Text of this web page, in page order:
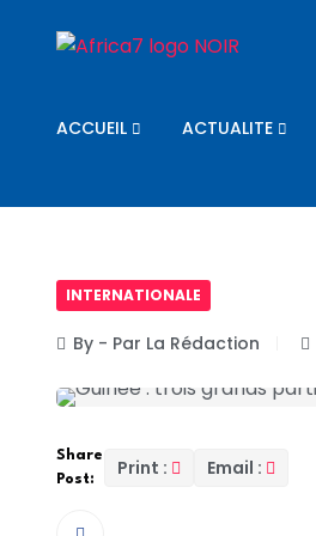
ACCUEIL ACTUALITE
INTERNATIONALE
By - Par La Rédaction
Share
Post:
Print : Email :